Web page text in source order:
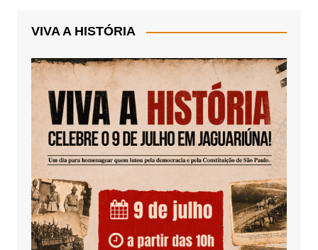
VIVA A HISTÓRIA